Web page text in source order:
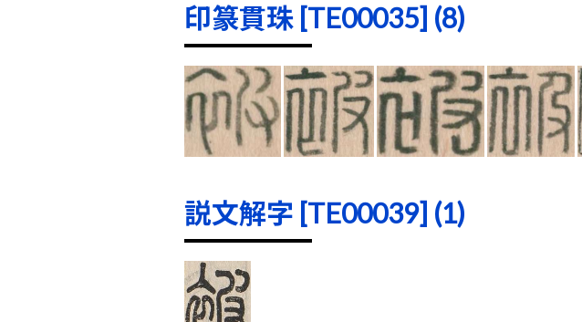
印篆貫珠 [TE00035] (8)
説文解字 [TE00039] (1)